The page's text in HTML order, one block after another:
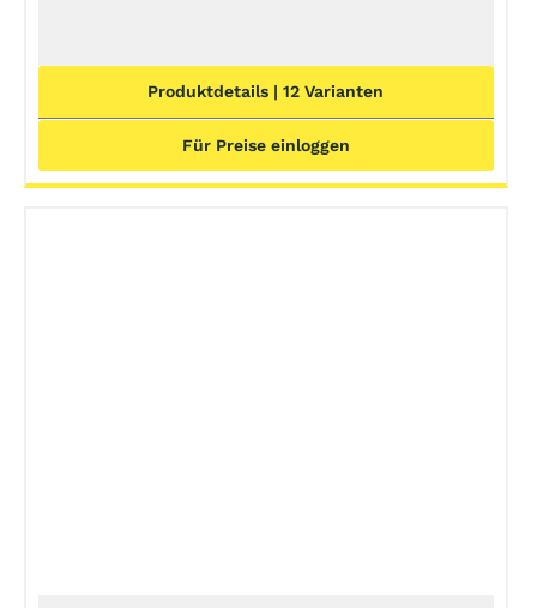
Produktdetails | 12 Varianten
Für Preise einloggen